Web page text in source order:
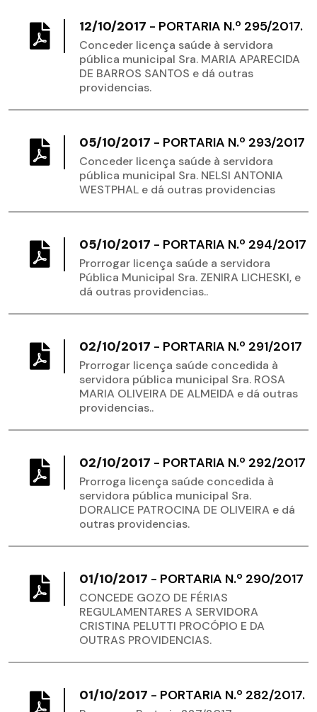
12/10/2017 - PORTARIA N.º 295/2017.
Conceder licença saúde à servidora
pública municipal Sra. MARIA APARECIDA
DE BARROS SANTOS e dá outras
providencias.
05/10/2017 - PORTARIA N.º 293/2017
Conceder licença saúde à servidora
pública municipal Sra. NELSI ANTONIA
WESTPHAL e dá outras providencias
05/10/2017 - PORTARIA N.º 294/2017
Prorrogar licença saúde a servidora
Pública Municipal Sra. ZENIRA LICHESKI, e
dá outras providencias..
02/10/2017 - PORTARIA N.º 291/2017
Prorrogar licença saúde concedida à
servidora pública municipal Sra. ROSA
MARIA OLIVEIRA DE ALMEIDA e dá outras
providencias..
02/10/2017 - PORTARIA N.º 292/2017
Prorroga licença saúde concedida à
servidora pública municipal Sra.
DORALICE PATROCINA DE OLIVEIRA e dá
outras providencias.
01/10/2017 - PORTARIA N.º 290/2017
CONCEDE GOZO DE FÉRIAS
REGULAMENTARES A SERVIDORA
CRISTINA PELUTTI PROCÓPIO E DA
OUTRAS PROVIDENCIAS.
01/10/2017 - PORTARIA N.º 282/2017.